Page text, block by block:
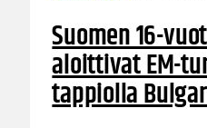
Suomen 16-
aloittivat EM-
tappiolla